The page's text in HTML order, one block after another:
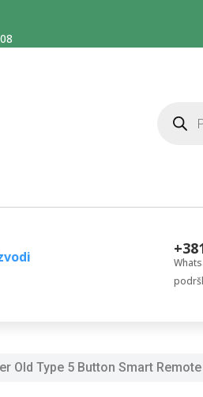
search
Old Type 5 Button Smart Remote